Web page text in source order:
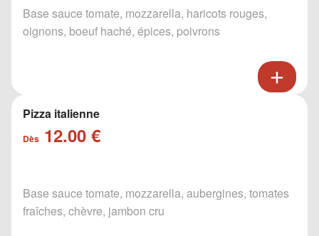
Base sauce tomate, mozzarella, haricots rouges,
oignons, boeuf haché, épices, poivrons
Pizza italienne
Dès 12.00 €
Base sauce tomate, mozzarella, aubergines, tomates
fraîches, chèvre, jambon cru